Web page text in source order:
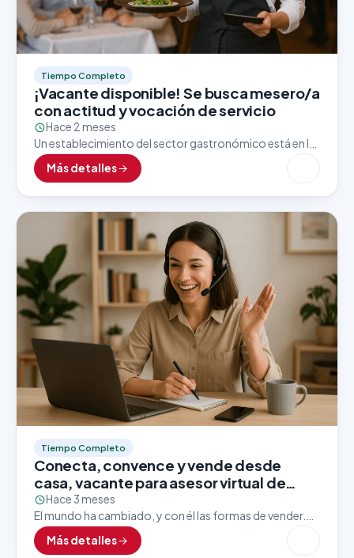
Tiempo Completo
¡Vacante disponible! Se busca mesero/a
con actitud y vocación de servicio
Hace 2 meses
Un establecimiento del sector gastronómico está en la
búsqueda activa de un/a mesero/a con excelente
presentación, trato amable y enfoque al cliente. Esta
vacante…
Más detalles
Tiempo Completo
Conecta, convence y vende desde
casa, vacante para asesor virtual de
ventas
Hace 3 meses
El mundo ha cambiado, y con él las formas de vender.
Hoy en día, las grandes marcas apuestan por asesores
comerciales que dominen el…
Más detalles